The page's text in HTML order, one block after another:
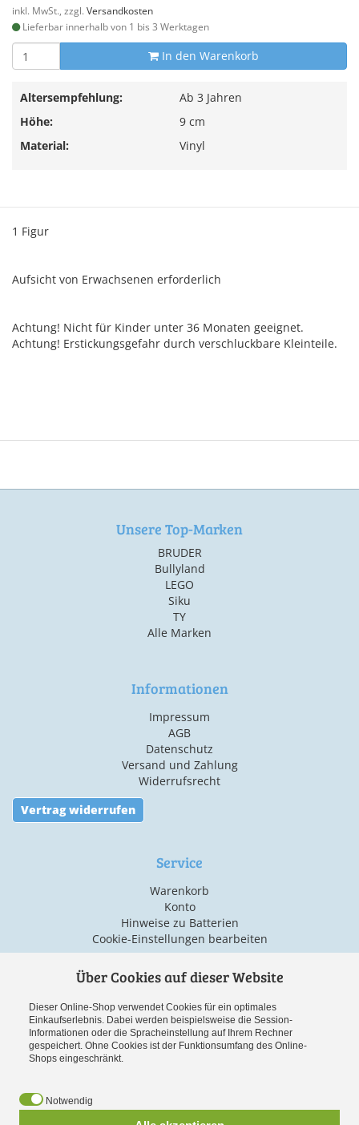
inkl. MwSt., zzgl. Versandkosten
Lieferbar innerhalb von 1 bis 3 Werktagen
In den Warenkorb
Altersempfehlung:
Ab 3 Jahren
Höhe:
9 cm
Material:
Vinyl
1 Figur
Aufsicht von Erwachsenen erforderlich
Achtung! Nicht für Kinder unter 36 Monaten geeignet.
Achtung! Erstickungsgefahr durch verschluckbare Kleinteile.
Unsere Top-Marken
BRUDER
Bullyland
LEGO
Siku
TY
Alle Marken
Informationen
Impressum
AGB
Datenschutz
Versand und Zahlung
Widerrufsrecht
Vertrag widerrufen
Service
Warenkorb
Konto
Hinweise zu Batterien
Cookie-Einstellungen bearbeiten
Vorauskasse
Über Cookies auf dieser Website
Dieser Online-Shop verwendet Cookies für ein optimales
Einkaufserlebnis. Dabei werden beispielsweise die Session-
Informationen oder die Spracheinstellung auf Ihrem Rechner
gespeichert. Ohne Cookies ist der Funktionsumfang des Online-
Shops eingeschränkt.
Notwendig